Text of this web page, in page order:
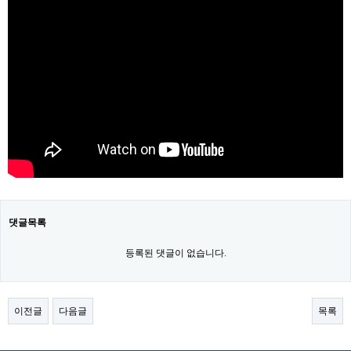
댓글목록
등록된 댓글이 없습니다.
이전글 다음글 목록